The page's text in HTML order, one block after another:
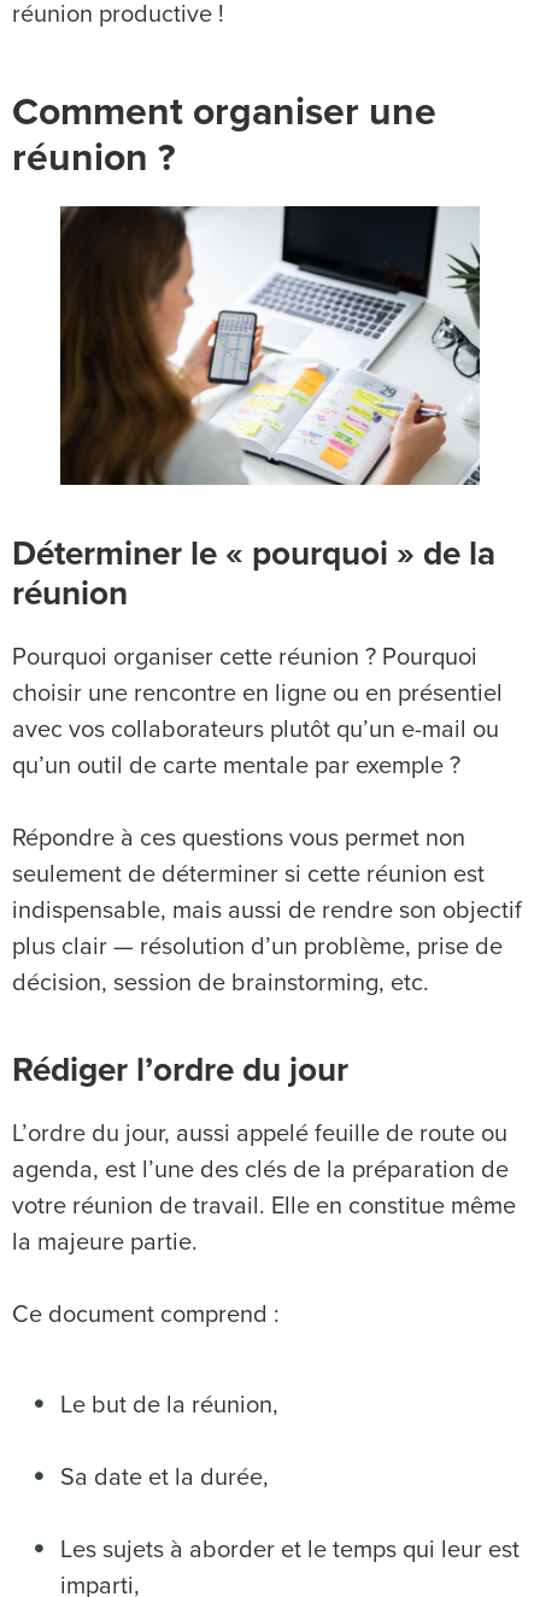
réunion productive !
Comment organiser une
réunion ?
Déterminer le « pourquoi » de la
réunion
Pourquoi organiser cette réunion ? Pourquoi
choisir une rencontre en ligne ou en présentiel
avec vos collaborateurs plutôt qu’un e-mail ou
qu’un outil de carte mentale par exemple ?
Répondre à ces questions vous permet non
seulement de déterminer si cette réunion est
indispensable, mais aussi de rendre son objectif
plus clair — résolution d’un problème, prise de
décision, session de brainstorming, etc.
Rédiger l’ordre du jour
L’ordre du jour, aussi appelé feuille de route ou
agenda, est l’une des clés de la préparation de
votre réunion de travail. Elle en constitue même
la majeure partie.
Ce document comprend :
Le but de la réunion,
Sa date et la durée,
Les sujets à aborder et le temps qui leur est
imparti,